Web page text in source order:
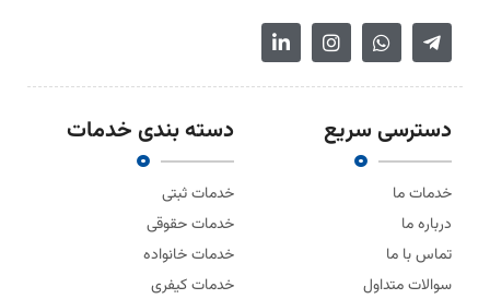
دسترسی سریع
خدمات ما
درباره ما
تماس با ما
سوالات متداول
دسته بندی خدمات
خدمات ثبتی
خدمات حقوقی
خدمات خانواده
خدمات کیفری